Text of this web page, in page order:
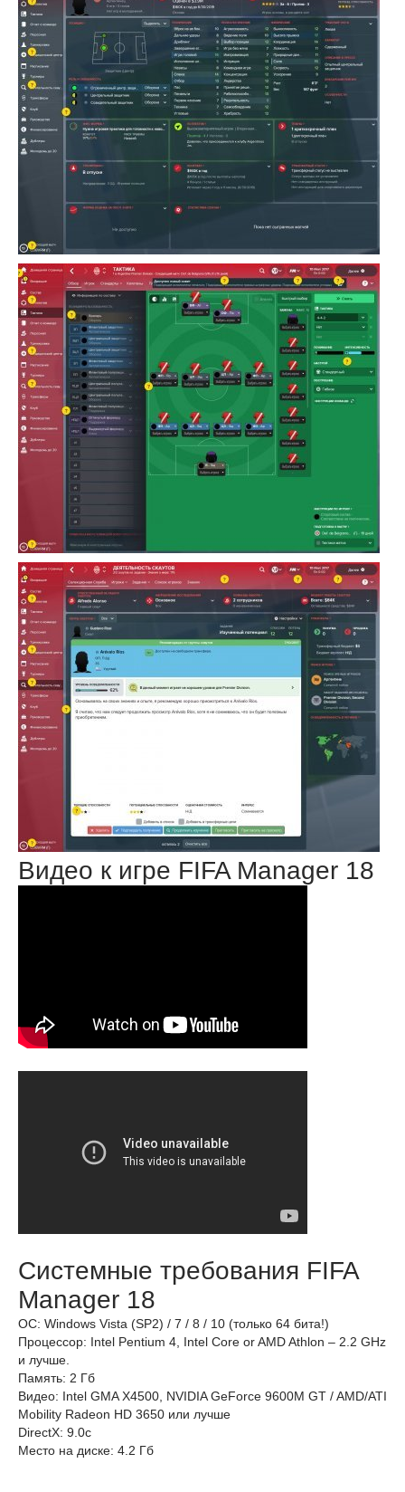
Видео к игре FIFA Manager 18
Системные требования FIFA
Manager 18
ОС: Windows Vista (SP2) / 7 / 8 / 10 (только 64 бита!)
Процессор: Intel Pentium 4, Intel Core or AMD Athlon – 2.2 GHz
и лучше.
Память: 2 Гб
Видео: Intel GMA X4500, NVIDIA GeForce 9600M GT / AMD/ATI
Mobility Radeon HD 3650 или лучше
DirectX: 9.0c
Место на диске: 4.2 Гб